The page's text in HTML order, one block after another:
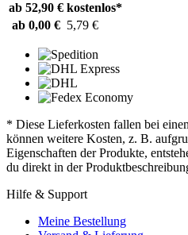
ab 52,90 € kostenlos*
ab 0,00 € 5,79 €
* Diese Lieferkosten fallen bei
können weitere Kosten, z. B.
Eigenschaften der Produkte,
du direkt in der
Hilfe & Support
Meine Bestellung